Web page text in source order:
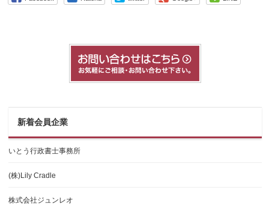
新着会員企業
いとう行政書士事務所
(株)Lily Cradle
株式会社ジュンレオ